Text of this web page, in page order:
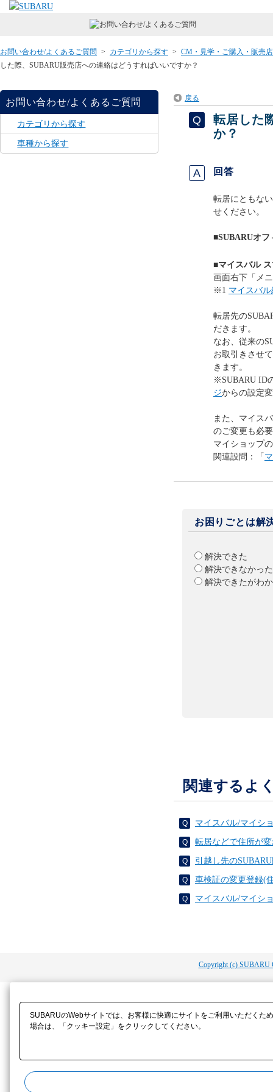
お問い合わせ/よくあるご質問 > カテゴリから探す > CM・見学・ご購入・販売
した際、SUBARU販売店への連絡はどうすればいいですか？
お問い合わせ/よくあるご質問
カテゴリから探す
車種から探す
戻る
転居した
か？
回答
転居にともな
せください。
■SUBARUオフ
■マイスバル
画面右下「メ
※1 マイスバ
転居先の
だきます。
なお、従来の
お取引きさせ
きます。
※SUBARU ID
ジからの設定
また、マイス
のご変更も必
マイショップ
関連設問：「
お困りごとは解
解決できた
解決できなかった
解決できたがわ
関連するよ
マイスバル/マイシ
転居などで住所が
引越し先の
車検証の変更登録(
マイスバル/マイシ
Copyright (c) SUBARU
SUBARUのWebサイトでは、お客様に快適にサイトをご利用いただく
場合は、「クッキー設定」をクリックしてください。​